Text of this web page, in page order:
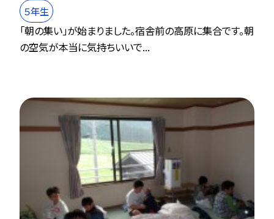
５年生
「朝の集い」が始まりました。宿舎前の高原に集合です。朝
の空気が本当に気持ちいいで...